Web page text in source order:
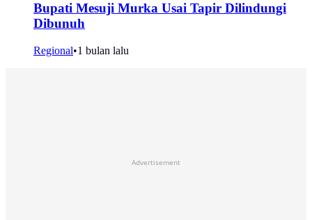
Bupati Mesuji Murka Usai Tapir Dilindungi
Dibunuh
Regional•1 bulan lalu
Advertisement